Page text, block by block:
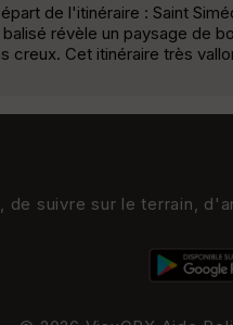
de l'itinéraire : Saint
révèle un paysage de
creux. Cet itinéraire très
de suivre sur le terrain,